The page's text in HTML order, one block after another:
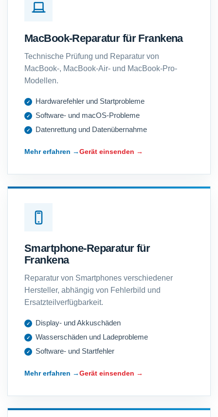
MacBook-Reparatur für Frankena
Technische Prüfung und Reparatur von
MacBook-, MacBook-Air- und MacBook-Pro-
Modellen.
Hardwarefehler und Startprobleme
Software- und macOS-Probleme
Datenrettung und Datenübernahme
Mehr erfahren →Gerät einsenden →
Smartphone-Reparatur für
Frankena
Reparatur von Smartphones verschiedener
Hersteller, abhängig von Fehlerbild und
Ersatzteilverfügbarkeit.
Display- und Akkuschäden
Wasserschäden und Ladeprobleme
Software- und Startfehler
Mehr erfahren →Gerät einsenden →